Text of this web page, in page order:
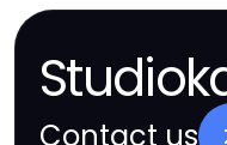
Contact us